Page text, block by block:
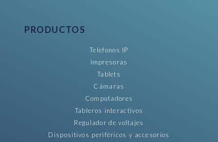
PRODUCTOS
Telefonos IP
Impresoras
Tablets
Cámaras
Computadores
Tableros interactivos
Regulador de voltajes
Dispositivos periféricos y accesorios